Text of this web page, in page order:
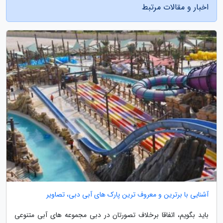
اخبار و مقالات مرتبط
آشنایی با برترین و معروف ترین پارک های آبی دبی، تصاویر
باید بگویم، اتفاقا برخلاف تصورتان در دبی مجموعه های آبی متنوعی